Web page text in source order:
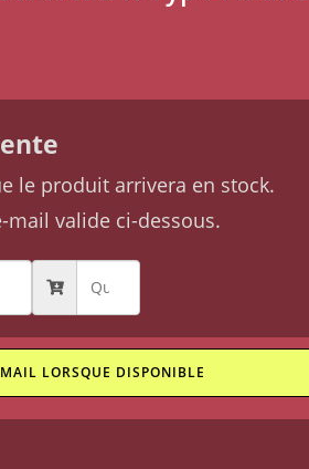
le produit arrivera en stock.
mail valide ci-dessous.
LORSQUE DISPONIBLE